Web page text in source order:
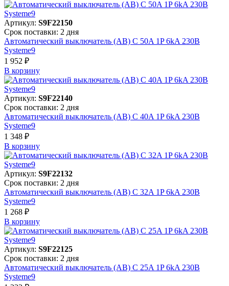
Артикул: S9F22150
Срок поставки: 2 дня
Автоматический выключатель (АВ) C 50A 1P 6kA 230В
Systeme9
1 952 ₽
В корзинy
Артикул: S9F22140
Срок поставки: 2 дня
Автоматический выключатель (АВ) C 40A 1P 6kA 230В
Systeme9
1 348 ₽
В корзинy
Артикул: S9F22132
Срок поставки: 2 дня
Автоматический выключатель (АВ) C 32A 1P 6kA 230В
Systeme9
1 268 ₽
В корзинy
Артикул: S9F22125
Срок поставки: 2 дня
Автоматический выключатель (АВ) C 25A 1P 6kA 230В
Systeme9